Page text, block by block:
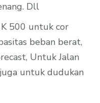
Dll
500 untuk cor
beban berat,
Untuk Jalan
untuk dudukan